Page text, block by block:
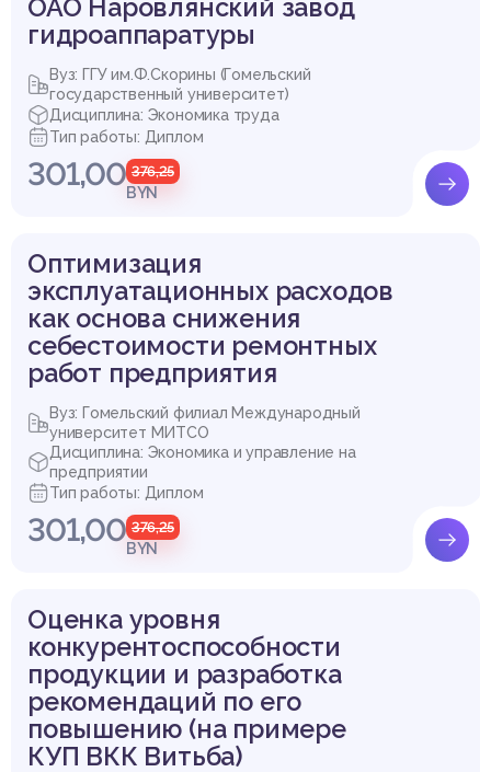
ОАО Наровлянский завод
гидроаппаратуры
Вуз: ГГУ им.Ф.Скорины (Гомельский
государственный университет)
Дисциплина: Экономика труда
Тип работы: Диплом
301,00 376,25
BYN
Оптимизация
эксплуатационных расходов
как основа снижения
себестоимости ремонтных
работ предприятия
Вуз: Гомельский филиал Международный
университет МИТСО
Дисциплина: Экономика и управление на
предприятии
Тип работы: Диплом
301,00 376,25
BYN
Оценка уровня
конкурентоспособности
продукции и разработка
рекомендаций по его
повышению (на примере
КУП ВКК Витьба)